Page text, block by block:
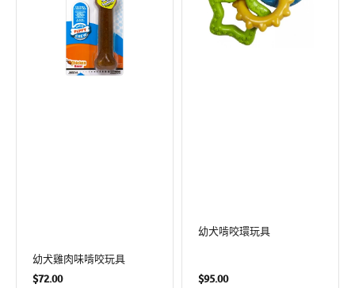
幼犬雞肉味啃咬玩具
定
$72.00
幼犬啃咬環玩具
定
$95.00